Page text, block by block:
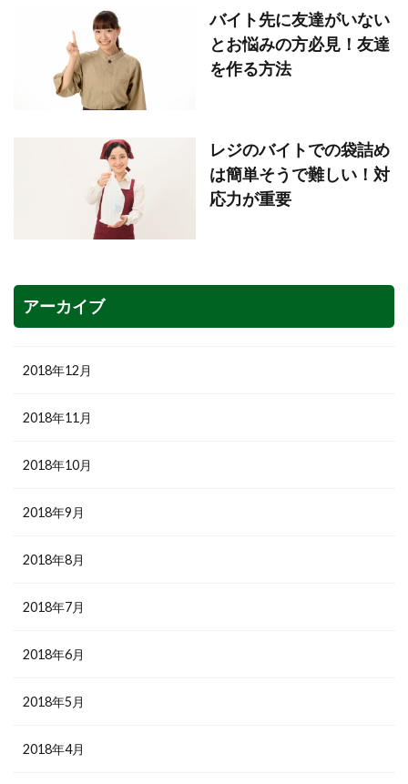
バイト先に友達がいない
とお悩みの方必見！友達
を作る方法
レジのバイトでの袋詰め
は簡単そうで難しい！対
応力が重要
アーカイブ
2018年12月
2018年11月
2018年10月
2018年9月
2018年8月
2018年7月
2018年6月
2018年5月
2018年4月